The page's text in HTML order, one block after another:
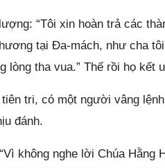
“Tôi xin hoàn trả các
tại Đa-mách, như cha
lòng tha vua.” Thế rồi họ
tri, có một người vâng
đánh.
không nghe lời Chúa